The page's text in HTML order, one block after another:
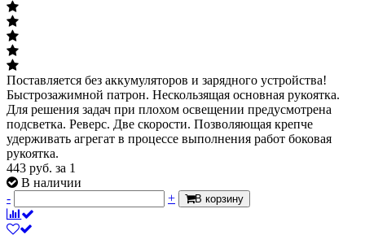
Поставляется без аккумуляторов и зарядного устройства!
Быстрозажимной патрон. Нескользящая основная рукоятка.
Для решения задач при плохом освещении предусмотрена
подсветка. Реверс. Две скорости. Позволяющая крепче
удерживать агрегат в процессе выполнения работ боковая
рукоятка.
443 руб. за 1
В наличии
-
+ В корзину